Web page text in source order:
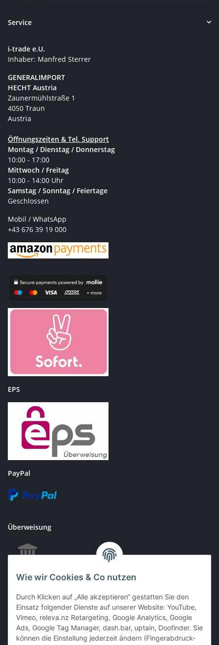
Wie wir Cookies & Co nutzen
Durch Klicken auf „Alle akzeptieren“ gestatten Sie den
Einsatz folgender Dienste auf unserer Website: YouTube,
Vimeo, releva.nz Retargeting, Google Analytics, Google
Ads, Google Tag Manager, dash.bar, uptain, Doofinder. Sie
können die Einstellung jederzeit ändern (Fingerabdruck-
Service
i-trade e.U.
Inhaber: Manfred Sterrer
GENERALIMPORT
HECHT Austria
Zaunermühlstraße 1
4050 Traun
Austria
Öffnungszeiten & Tel. Support
Montag / Dienstag / Donnerstag
10:00 - 17:00
Mittwoch / Freitag
10:00 - 14:00 Uhr
Samstag / Sonntag / Feiertage
Geschlossen
Mobil / WhatsApp
+43 676 39 19 000
EPS
PayPal
Überweisung
EC & Kreditkartenzahlung bei Abholung
Barzahlung bei Abholung